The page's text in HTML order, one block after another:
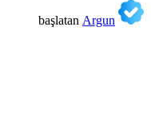
başlatan Argun